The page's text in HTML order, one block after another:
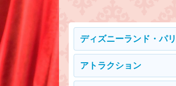
ディズニーランド・パリ
アトラクション